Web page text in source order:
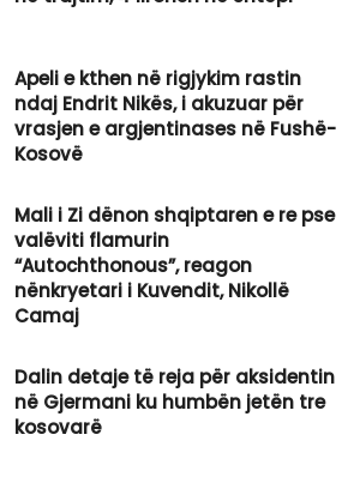
Apeli e kthen në rigjykim rastin
ndaj Endrit Nikës, i akuzuar për
vrasjen e argjentinases në Fushë-
Kosovë
​Mali i Zi dënon shqiptaren e re pse
valëviti flamurin
“Autochthonous”, reagon
nënkryetari i Kuvendit, Nikollë
Camaj
Dalin detaje të reja për aksidentin
në Gjermani ku humbën jetën tre
kosovarë